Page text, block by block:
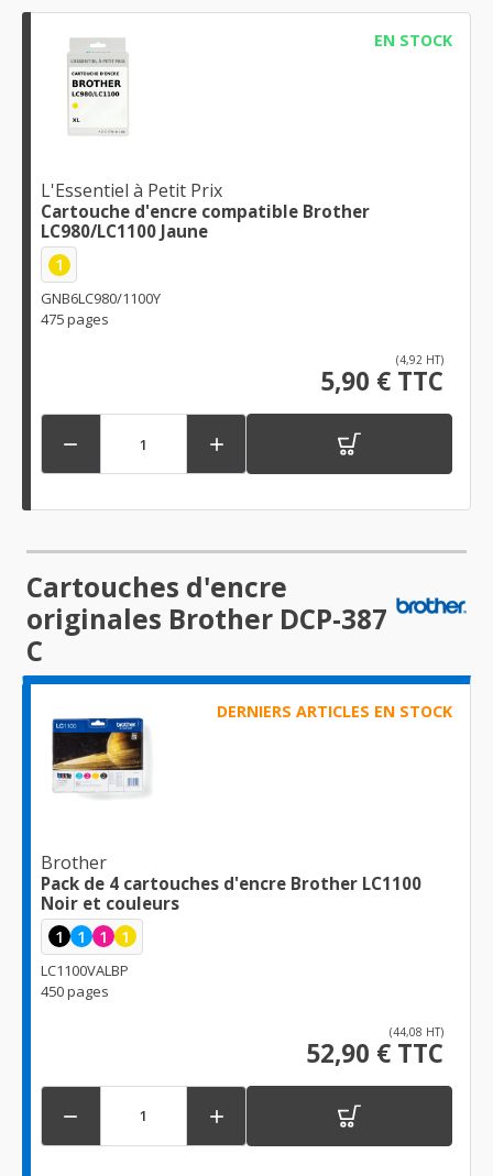
EN STOCK
L'Essentiel à Petit Prix
Cartouche d'encre compatible Brother
LC980/LC1100 Jaune
1
GNB6LC980/1100Y
475 pages
(4,92 HT)
5,90 € TTC
 
Cartouches d'encre
originales Brother DCP-387
C
DERNIERS ARTICLES EN STOCK
Brother
Pack de 4 cartouches d'encre Brother LC1100
Noir et couleurs
1 1 1 1
LC1100VALBP
450 pages
(44,08 HT)
52,90 € TTC
 